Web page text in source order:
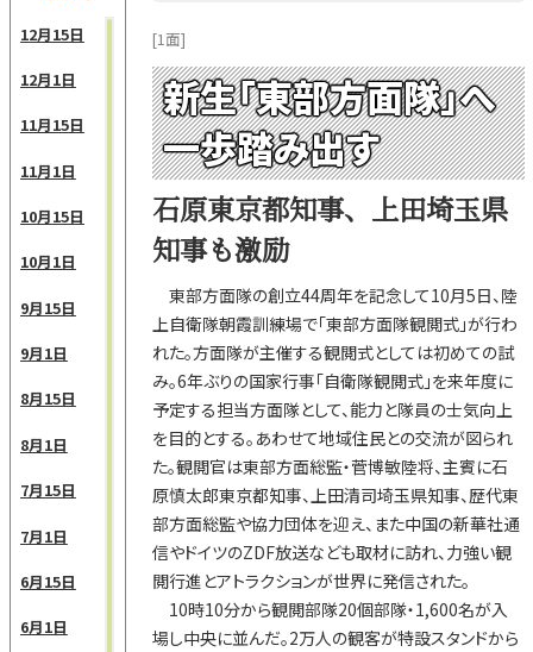
12月15日
12月1日
11月15日
11月1日
10月15日
10月1日
9月15日
9月1日
8月15日
8月1日
7月15日
7月1日
6月15日
6月1日
[1面]
新生「東部方面隊」へ
一歩踏み出す
石原東京都知事、上田埼玉県
知事も激励
東部方面隊の創立44周年を記念して10月5日、陸
上自衛隊朝霞訓練場で「東部方面隊観閲式」が行わ
れた。方面隊が主催する観閲式としては初めての試
み。6年ぶりの国家行事「自衛隊観閲式」を来年度に
予定する担当方面隊として、能力と隊員の士気向上
を目的とする。あわせて地域住民との交流が図られ
た。観閲官は東部方面総監・菅博敏陸将、主賓に石
原慎太郎東京都知事、上田清司埼玉県知事、歴代東
部方面総監や協力団体を迎え、また中国の新華社通
信やドイツのZDF放送なども取材に訪れ、力強い観
閲行進とアトラクションが世界に発信された。
10時10分から観閲部隊20個部隊・1,600名が入
場し中央に並んだ。2万人の観客が特設スタンドから